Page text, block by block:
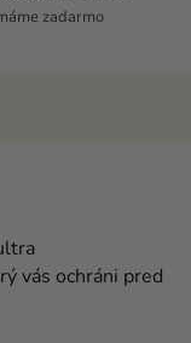
zadarmo
vás ochráni pred